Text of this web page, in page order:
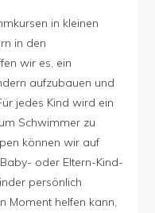
in kleinen
in den
wir es, ein
aufzubauen und
jedes Kind wird ein
Schwimmer zu
können wir auf
oder Eltern-Kind-
persönlich
Moment helfen kann,